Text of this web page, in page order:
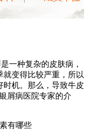
一种复杂的皮肤病，
变得比较严重，所以
机。那么，导致牛皮
屑病医院专家的介